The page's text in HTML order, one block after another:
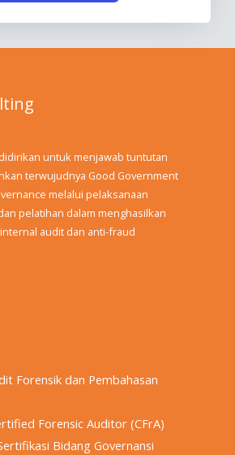
untuk menjawab tuntutan
terwujudnya Good Government
melalui pelaksanaan
pelatihan dalam menghasilkan
audit dan anti-fraud
Forensik dan Pembahasan
Forensic Auditor (CFrA)
Bidang Governansi